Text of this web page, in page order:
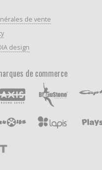
de vente
design
de commerce